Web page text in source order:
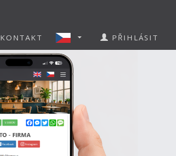
KONTAKT PŘIHLÁSIT